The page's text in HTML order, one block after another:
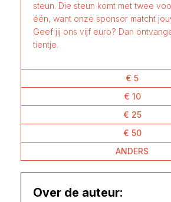
steun. Die steun komt met twee
één, want onze sponsor matcht
Geef jij ons vijf euro? Dan
tientje.
€ 5
€ 10
€ 25
€ 50
ANDERS
Over de auteur: